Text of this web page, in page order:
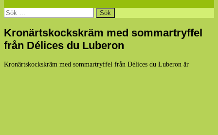
Sök
efter:
Kronärtskockskräm med sommartryffel
från Délices du Luberon
Kronärtskockskräm med sommartryffel från Délices du Luberon är